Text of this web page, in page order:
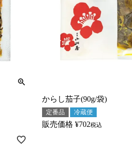
からし茄子(90g/袋)
定番品 冷蔵便
販売価格 ¥702税込